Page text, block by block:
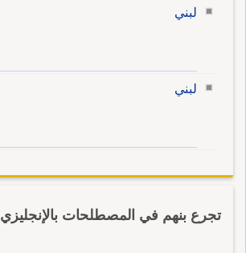
لبني
لبني
تجرع بنهم في المصطلحات بالإنجليزي